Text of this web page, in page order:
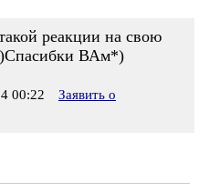
реакции на свою
ВАм*)
00:22
Заявить о